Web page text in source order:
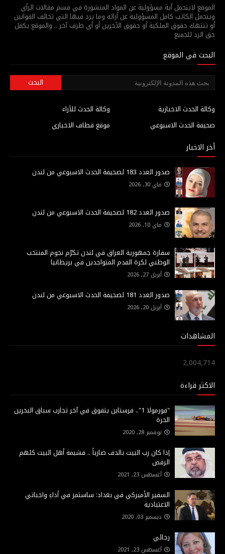
الموقع لايتحمل أية مسؤولية عن المواد المنشورة في قسم مقالات الرأي
ويتحمل الكاتب كامل المسؤولية عن أرائه وما يرد فيها التي تخالف القوانين
أو تنتهك حقوق الملكية أو حقوق الآخرين أو أي طرف آخر .. والموقع يكفل
حق الرد للجميع
البحث في الموقع
وكالة الحدث للآراء
وكالة الحدث الاخبارية
موقع قطاف الاخباري
صحيفة الحدث الاسبوعي
أخر الاخبار
صدور العدد 183 لصحيفة الحدث الاسبوعي من لندن
ماي 30, 2026
صدور العدد 182 لصحيفة الحدث الاسبوعي من لندن
ماي 10, 2026
سفارة جمهورية العراق في لندن تكرّم نجوم المنتخب
الوطني لكرة القدم المتواجدين في بريطانيا
أبريل 27, 2026
صدور العدد 181 لصحيفة الحدث الاسبوعي من لندن
أبريل 20, 2026
المشاهدات
2,004,714
الاكثر قراءة
"فورمولا 1".. فرستابن يتفوق في آخر تجارب سباق البحرين
الحرة
نوفمبر 28, 2020
إذا كان رب البيت بالدف ضارباً .. فشيمة أهل البيت كلهم
الرقص
أغسطس 23, 2021
السفير الأميركي في بغداد: ساستمر في أداءِ واجباتي
الاعتيادية
ديسمبر 03, 2020
رجائي
أغسطس 23, 2021